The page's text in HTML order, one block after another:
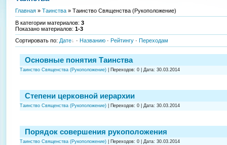
Главная » Таинства » Таинство Священства (Рукоположение)
В категории материалов: 3
Показано материалов: 1-3
Сортировать по: Дате · Названию · Рейтингу · Переходам
Основные понятия Таинства
Таинство Священства (Рукоположение) Переходов: 0 Дата: 30.03.2014
Степени церковной иерархии
Таинство Священства (Рукоположение) Переходов: 0 Дата: 30.03.2014
Порядок совершения рукоположения
Таинство Священства (Рукоположение) Переходов: 0 Дата: 30.03.2014